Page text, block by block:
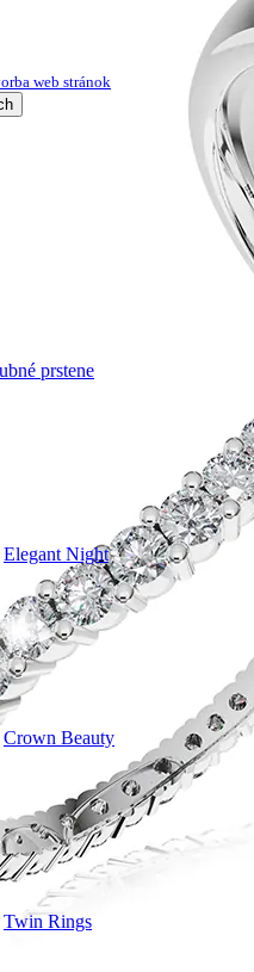
web stránok
prstene
Elegant Night
Crown Beauty
Twin Rings